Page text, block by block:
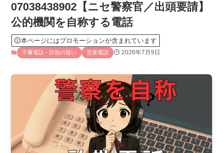
07038438902【ニセ警察官／出頭要請】
公的機関を自称する電話
本ページにはプロモーションが含まれています
不審電話・詐欺の疑い 営業電話 2026年7月9日